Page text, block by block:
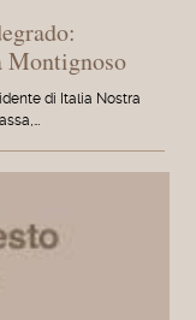
Montignoso
di Italia Nostra